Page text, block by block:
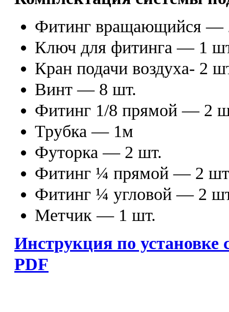
Фитинг вращающийся —
Ключ для фитинга — 1
Кран подачи воздуха- 2
Винт — 8 шт.
Фитинг 1/8 прямой — 2
Трубка — 1м
Футорка — 2 шт.
Фитинг ¼ прямой — 2
Фитинг ¼ угловой — 2
Метчик — 1 шт.
Инструкция по установке
PDF